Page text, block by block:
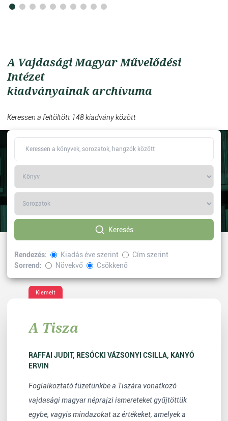
A Vajdasági Magyar Művelődési
Intézet
kiadványainak archívuma
Keressen a feltöltött 148 kiadvány között
Keresés
Rendezés: Kiadás éve szerint
Cím szerint
Sorrend:
Növekvő Csökkenő
Kiválasztott címke:értéktár
Kiemelt
A Tisza
RAFFAI JUDIT, RESÓCKI VÁZSONYI CSILLA, KANYÓ
ERVIN
Foglalkoztató füzetünkbe a Tiszára vonatkozó
vajdasági magyar néprajzi ismereteket gyűjtöttük
egybe, vagyis mindazokat az értékeket, amelyek a